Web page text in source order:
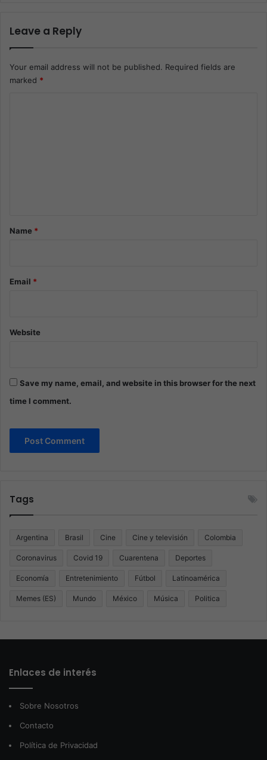
Leave a Reply
Your email address will not be published. Required fields are
marked *
*Name *
Email *
Website
Save my name, email, and website in this browser for the next
time I comment.
Tags
Argentina Brasil Cine Cine y televisión Colombia
Coronavirus Covid 19 Cuarentena Deportes
Economía Entretenimiento Fútbol Latinoamérica
Memes (ES) Mundo México Música Politica
Enlaces de interés
Sobre Nosotros
Contacto
Política de Privacidad